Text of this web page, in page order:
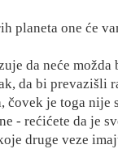
planeta one će
da neće
da bi prevazišli
čovek je toga nije
- rećićete da je
druge veze